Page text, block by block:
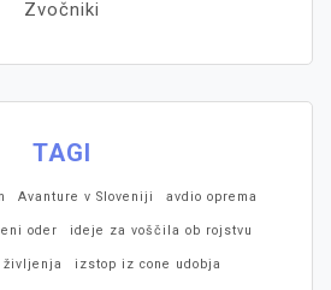
Zvočniki
TAGI
Avanture v Sloveniji avdio oprema
oder ideje za voščila ob rojstvu
izstop iz cone udobja